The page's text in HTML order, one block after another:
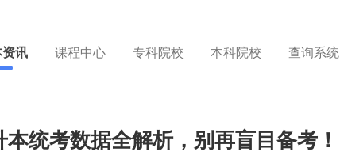
资讯 课程中心 专科院校 本科院校 查询系统
统考数据全解析，别再盲目备考！